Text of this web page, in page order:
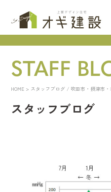
STAFF
HOME > スタッフブログ / 吹田市・摂津市
スタッフブログ